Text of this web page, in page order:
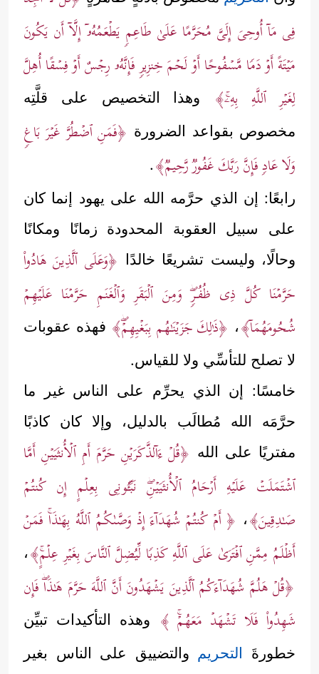
فِی مَاۤ أُوحِیَ إِلَیَّ مُحَرَّمًا عَلَىٰ طَاعِمࣲ یَطۡعَمُهُۥۤ إِلَّاۤ أَن یَكُونَ
مَیۡتَةً أَوۡ دَمࣰا مَّسۡفُوحًا أَوۡ لَحۡمَ خِنزِیرࣲ فَإِنَّهُۥ رِجۡسٌ أَوۡ فِسۡقًا أُهِلَّ
لِغَیۡرِ ٱللَّهِ بِهِۦۚ﴾وهذا التخصيص على قلَّتِه
مخصوص بقواعد الضرورة﴿فَمَنِ ٱضۡطُرَّ غَیۡرَ بَاغࣲ
وَلَا عَادࣲ فَإِنَّ رَبَّكَ غَفُورࣱ رَّحِیمࣱ﴾.
رابعًا: إن الذي حرَّمه الله على يهود إنما كان
على سبيل العقوبة المحدودة زمانًا ومكانًا
وحالًا، وليست تشريعًا خالدًا﴿وَعَلَى ٱلَّذِینَ هَادُواْ
حَرَّمۡنَا كُلَّ ذِی ظُفُـرࣲۖ وَمِنَ ٱلۡبَقَرِ وَٱلۡغَنَمِ حَرَّمۡنَا عَلَیۡهِمۡ
شُحُومَهُمَاۤ﴾،﴿ذَ ٰ⁠لِكَ جَزَیۡنَـٰهُم بِبَغۡیِهِمۡۖ﴾فهذه عقوبات
لا تصلح للتأسِّي ولا للقياس.
خامسًا: إن الذي يحرِّم على الناس غير ما
حرَّمَه الله مُطالَب بالدليل، وإلا كان كاذبًا
مفتريًا على الله﴿قُلۡ ءَاۤلذَّكَرَیۡنِ حَرَّمَ أَمِ ٱلۡأُنثَیَیۡنِ أَمَّا
ٱشۡتَمَلَتۡ عَلَیۡهِ أَرۡحَامُ ٱلۡأُنثَیَیۡنِۖ نَبِّـُٔونِی بِعِلۡمٍ إِن كُنتُمۡ
صَـٰدِقِینَ﴾،﴿ أَمۡ كُنتُمۡ شُهَدَاۤءَ إِذۡ وَصَّىٰكُمُ ٱللَّهُ بِهَـٰذَاۚ فَمَنۡ
أَظۡلَمُ مِمَّنِ ٱفۡتَرَىٰ عَلَى ٱللَّهِ كَذِبࣰا لِّیُضِلَّ ٱلنَّاسَ بِغَیۡرِ عِلۡمٍۚ﴾،
﴿قُلۡ هَلُمَّ شُهَدَاۤءَكُمُ ٱلَّذِینَ یَشۡهَدُونَ أَنَّ ٱللَّهَ حَرَّمَ هَـٰذَاۖ فَإِن
شَهِدُواْ فَلَا تَشۡهَدۡ مَعَهُمۡۚ ﴾وهذه التأكيدات تبيِّن
خطورةَ التحريم والتضييق على الناس بغير